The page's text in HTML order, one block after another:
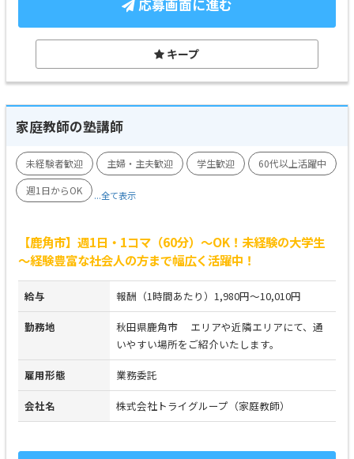
応募画面に進む
キープ
家庭教師の塾講師
未経験者歓迎 主婦・主夫歓迎 学生歓迎
60代以上活躍中
週1日からOK
...全て表示
【鹿角市】週1日・1コマ（60分）～OK！未経験の大学生
～経験豊富な社会人の方まで幅広く活躍中！
給与 報酬（1時間あたり）1,980円～10,010円
勤務地
秋田県鹿角市 エリアや近隣エリアにて、通
いやすい場所をご紹介いたします。
雇用形態 業務委託
会社名 株式会社トライグループ（家庭教師）